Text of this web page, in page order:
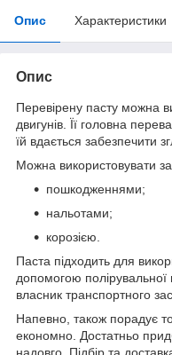
Опис Характеристики
Опис
Перевірену пасту можна
двигунів. Її головна
їй вдається забезпечити
Можна використовувати
пошкодженнями;
нальотами;
корозією.
Паста підходить для
допомогою
власник транспортного
Напевно, також порадує
економно. Достатньо
надовго. Підбір та